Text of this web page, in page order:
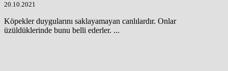
20.10.2021
Köpekler duygularını saklayamayan canlılardır. Onlar
üzüldüklerinde bunu belli ederler. ...